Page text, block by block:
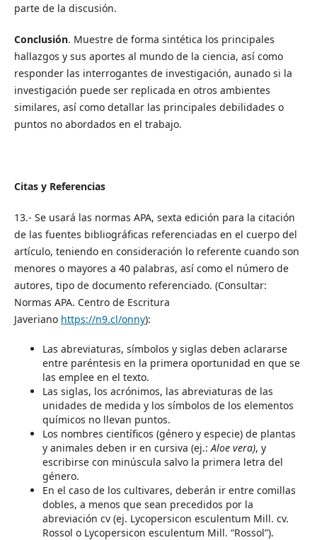
parte de la discusión.
Conclusión. Muestre de forma sintética los principales
hallazgos y sus aportes al mundo de la ciencia, así como
responder las interrogantes de investigación, aunado si la
investigación puede ser replicada en otros ambientes
similares, así como detallar las principales debilidades o
puntos no abordados en el trabajo.
Citas y Referencias
13.- Se usará las normas APA, sexta edición para la citación
de las fuentes bibliográficas referenciadas en el cuerpo del
artículo, teniendo en consideración lo referente cuando son
menores o mayores a 40 palabras, así como el número de
autores, tipo de documento referenciado. (Consultar:
Normas APA. Centro de Escritura
Javeriano https://n9.cl/onny):
Las abreviaturas, símbolos y siglas deben aclararse
entre paréntesis en la primera oportunidad en que se
las emplee en el texto.
Las siglas, los acrónimos, las abreviaturas de las
unidades de medida y los símbolos de los elementos
químicos no llevan puntos.
Los nombres científicos (género y especie) de plantas
y animales deben ir en cursiva (ej.:Aloe vera), y
escribirse con minúscula salvo la primera letra del
género.
En el caso de los cultivares, deberán ir entre comillas
dobles, a menos que sean precedidos por la
abreviación cv (ej. Lycopersicon esculentum Mill. cv.
Rossol o Lycopersicon esculentum Mill. “Rossol”).